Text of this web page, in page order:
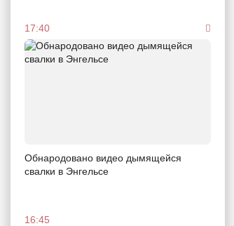
17:40
Обнародовано видео дымящейся
свалки в Энгельсе
16:45